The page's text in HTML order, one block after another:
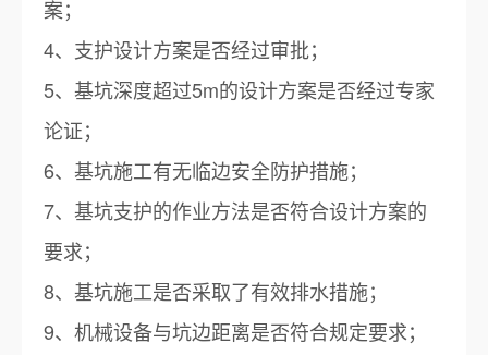
案；
4、支护设计方案是否经过审批；
5、基坑深度超过5m的设计方案是否经过专家
论证；
6、基坑施工有无临边安全防护措施；
7、基坑支护的作业方法是否符合设计方案的
要求；
8、基坑施工是否采取了有效排水措施；
9、机械设备与坑边距离是否符合规定要求；